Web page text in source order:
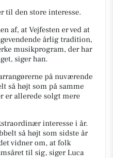
til den store interesse.
af, at Vejfesten er ved at
årlig tradition,
musikprogram, der har
siger han.
på nuværende
så højt som på samme
er allerede solgt mere
interesse i år.
så højt som sidste år
vidner om, at folk
til sig, siger Luca